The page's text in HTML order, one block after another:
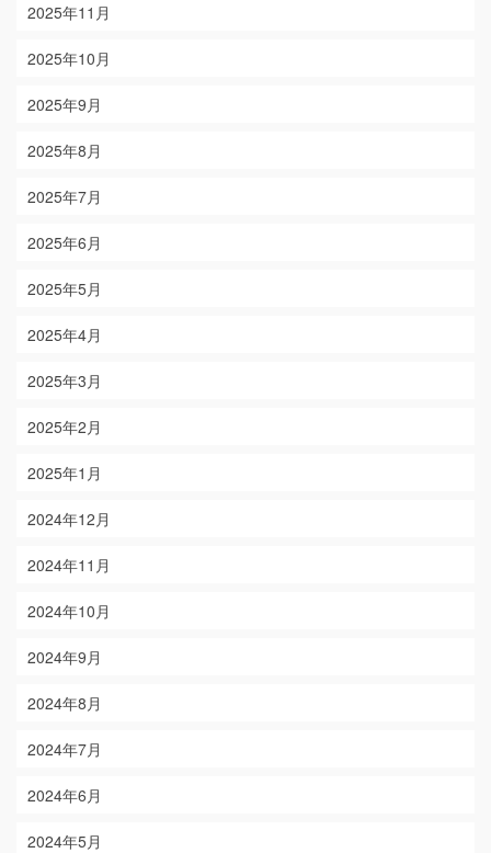
2025年11月
2025年10月
2025年9月
2025年8月
2025年7月
2025年6月
2025年5月
2025年4月
2025年3月
2025年2月
2025年1月
2024年12月
2024年11月
2024年10月
2024年9月
2024年8月
2024年7月
2024年6月
2024年5月